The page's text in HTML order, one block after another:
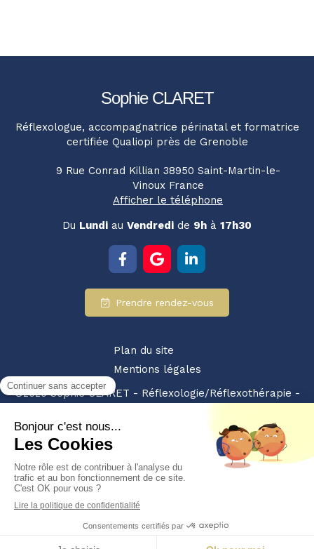
Sophie CLARET
Réflexologue, accompagnatrice périnatal et formatrice
certifiée Qualiopi près de Grenoble
9 Rue Conrad Killian 38950 Saint-Martin-le-
Vinoux France
Afficher le téléphone
Du Lundi au Vendredi de 9h à 17h30
Prendre rendez-vous
Plan du site
Mentions légales
©2020 Sophie CLARET - Réflexologie/Réflexothérapie -
Partenariat retrouvez-nous également sur : les pros
Création et référencement du site par Simplébo
Site partenaire deMedoucine